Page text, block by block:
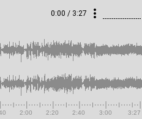
0:00 / 3:27